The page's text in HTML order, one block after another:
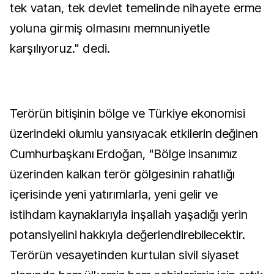
tek vatan, tek devlet temelinde nihayete erme
yoluna girmiş olmasını memnuniyetle
karşılıyoruz." dedi.
Terörün bitişinin bölge ve Türkiye ekonomisi
üzerindeki olumlu yansıyacak etkilerin değinen
Cumhurbaşkanı Erdoğan, "Bölge insanımız
üzerinden kalkan terör gölgesinin rahatlığı
içerisinde yeni yatırımlarla, yeni gelir ve
istihdam kaynaklarıyla inşallah yaşadığı yerin
potansiyelini hakkıyla değerlendirebilecektir.
Terörün vesayetinden kurtulan sivil siyaset